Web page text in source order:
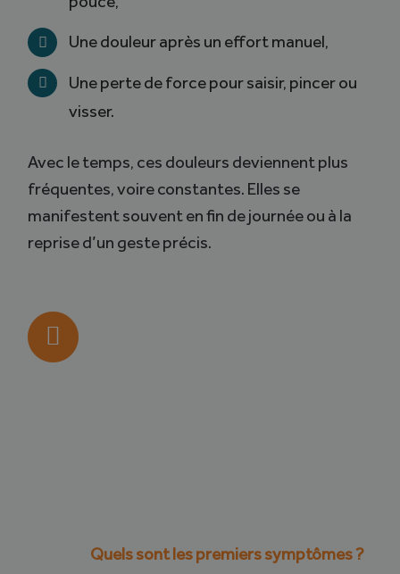
Une douleur après un effort manuel,
Uneperte de force pour saisir, pincer ou
visser.
Avec le temps, ces douleurs deviennent plus
fréquentes, voire constantes. Elles se
manifestent souvent en fin de journée ou à la
reprise d’un geste précis.
Quels sont les premiers symptômes ?